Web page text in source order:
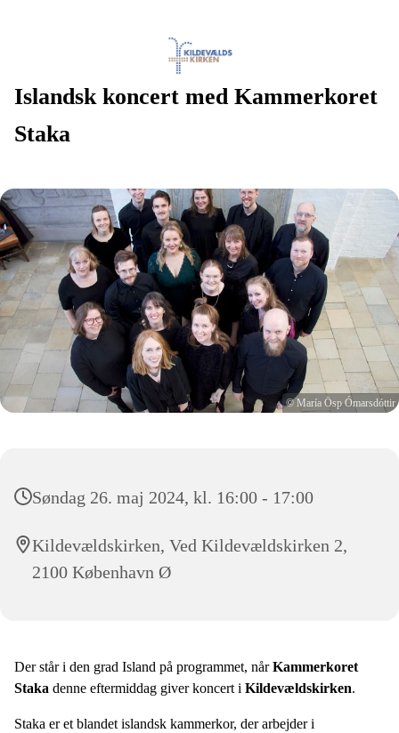
Islandsk koncert med Kammerkoret
Staka
© María Ösp Ómarsdóttir
Søndag 26. maj 2024, kl. 16:00 - 17:00
Kildevældskirken, Ved Kildevældskirken 2,
2100 København Ø
Der står i den grad Island på programmet, nårKammerkoret
Staka denne eftermiddag giver koncert i Kildevældskirken.
Staka er et blandet islandsk kammerkor, der arbejder i